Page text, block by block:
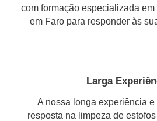
com formação especializada
em Faro para responder às
Larga
A nossa longa experiência
resposta na limpeza de